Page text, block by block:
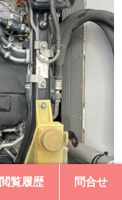
閲覧履歴 問合せ